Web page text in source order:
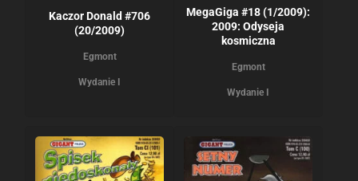
Kaczor Donald #706
(20/2009)
Egmont
Wydanie I
MegaGiga #18 (1/2009):
2009: Odyseja
kosmiczna
Egmont
Wydanie I